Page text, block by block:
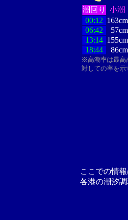
潮回り 小潮
00:12 163cm
06:42
57cm
13:14 155cm
18:44
86cm
※高潮率は最高
対しての率を示
ここでの情
各港の潮汐